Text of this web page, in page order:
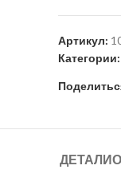
Артикул:
Категории:
ДЕТАЛИ